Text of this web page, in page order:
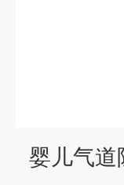
婴儿气道